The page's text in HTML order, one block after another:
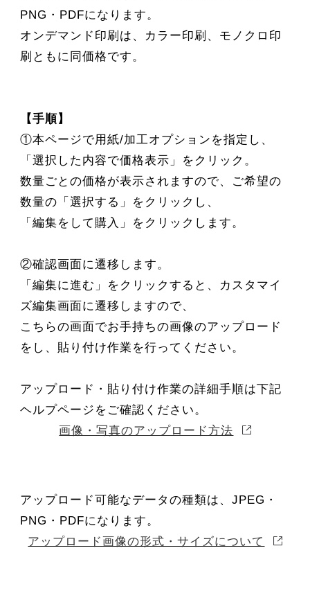
PNG・PDFになります。
オンデマンド印刷は、カラー印刷、モノクロ印
刷ともに同価格です。
【手順】
①本ページで用紙/加工オプションを指定し、
「選択した内容で価格表示」をクリック。
数量ごとの価格が表示されますので、ご希望の
数量の「選択する」をクリックし、
「編集をして購入」をクリックします。
②確認画面に遷移します。
「編集に進む」をクリックすると、カスタマイ
ズ編集画面に遷移しますので、
こちらの画面でお手持ちの画像のアップロード
をし、貼り付け作業を行ってください。
アップロード・貼り付け作業の詳細手順は下記
ヘルプページをご確認ください。
画像・写真のアップロード方法
アップロード可能なデータの種類は、JPEG・
PNG・PDFになります。
アップロード画像の形式・サイズについて